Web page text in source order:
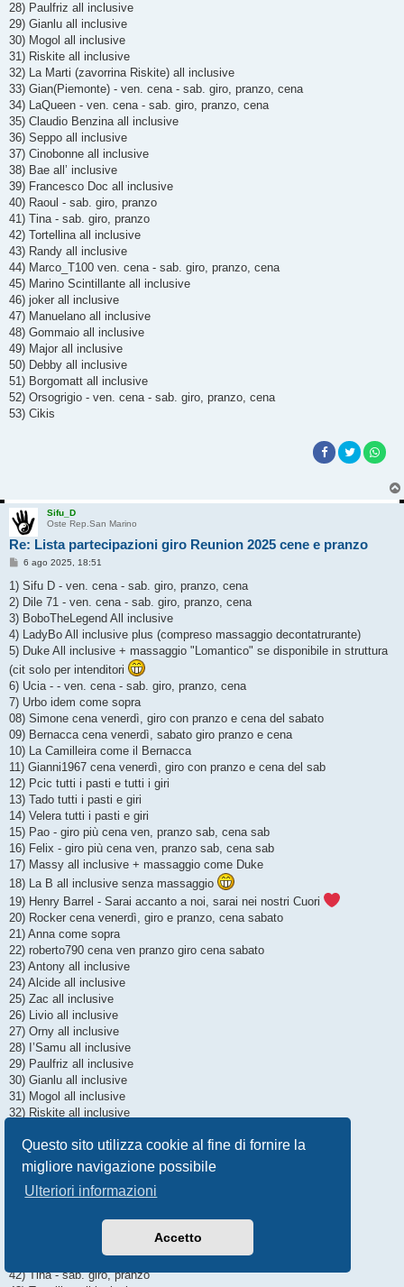
Questo sito utilizza cookie al fine di fornire la
migliore navigazione possibile
Ulteriori informazioni
Accetto
28) Paulfriz all inclusive
29) Gianlu all inclusive
30) Mogol all inclusive
31) Riskite all inclusive
32) La Marti (zavorrina Riskite) all inclusive
33) Gian(Piemonte) - ven. cena - sab. giro, pranzo, cena
34) LaQueen - ven. cena - sab. giro, pranzo, cena
35) Claudio Benzina all inclusive
36) Seppo all inclusive
37) Cinobonne all inclusive
38) Bae all’ inclusive
39) Francesco Doc all inclusive
40) Raoul - sab. giro, pranzo
41) Tina - sab. giro, pranzo
42) Tortellina all inclusive
43) Randy all inclusive
44) Marco_T100 ven. cena - sab. giro, pranzo, cena
45) Marino Scintillante all inclusive
46) joker all inclusive
47) Manuelano all inclusive
48) Gommaio all inclusive
49) Major all inclusive
50) Debby all inclusive
51) Borgomatt all inclusive
52) Orsogrigio - ven. cena - sab. giro, pranzo, cena
53) Cikis
Sifu_D
Oste Rep.San Marino
Re: Lista partecipazioni giro Reunion 2025 cene e pranzo
M
s
a
g
o
6 ago 2025, 18:51
1) Sifu D - ven. cena - sab. giro, pranzo, cena
2) Dile 71 - ven. cena - sab. giro, pranzo, cena
3) BoboTheLegend All inclusive
4) LadyBo All inclusive plus (compreso massaggio decontatrurante)
5) Duke All inclusive + massaggio "Lomantico" se disponibile in struttura
(cit solo per intenditori
6) Ucia - - ven. cena - sab. giro, pranzo, cena
7) Urbo idem come sopra
08) Simone cena venerdì, giro con pranzo e cena del sabato
09) Bernacca cena venerdì, sabato giro pranzo e cena
10) La Camilleira come il Bernacca
11) Gianni1967 cena venerdì, giro con pranzo e cena del sab
12) Pcic tutti i pasti e tutti i giri
13) Tado tutti i pasti e giri
14) Velera tutti i pasti e giri
15) Pao - giro più cena ven, pranzo sab, cena sab
16) Felix - giro più cena ven, pranzo sab, cena sab
17) Massy all inclusive + massaggio come Duke
18) La B all inclusive senza massaggio
19) Henry Barrel - Sarai accanto a noi, sarai nei nostri Cuori
20) Rocker cena venerdì, giro e pranzo, cena sabato
21) Anna come sopra
22) roberto790 cena ven pranzo giro cena sabato
23) Antony all inclusive
24) Alcide all inclusive
25) Zac all inclusive
26) Livio all inclusive
27) Orny all inclusive
28) I’Samu all inclusive
29) Paulfriz all inclusive
30) Gianlu all inclusive
31) Mogol all inclusive
32) Riskite all inclusive
34) Gian(Piemonte) - ven. cena - sab. giro, pranzo, cena
35) LaQueen - ven. cena - sab. giro, pranzo, cena
36) Claudio Benzina all inclusive
37) Seppo all inclusive
39) Bae all’ inclusive
40) Francesco Doc all inclusive
41) Raoul - sab. giro, pranzo
42) Tina - sab. giro, pranzo